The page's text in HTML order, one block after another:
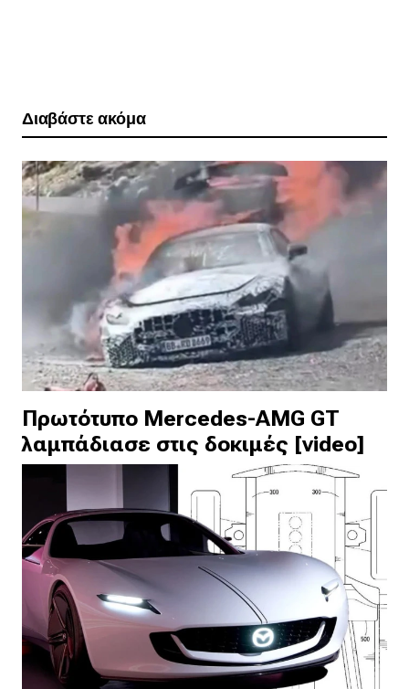
Διαβάστε ακόμα
Πρωτότυπο Mercedes-AMG GT
λαμπάδιασε στις δοκιμές [video]